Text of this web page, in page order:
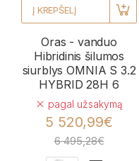
Į KREPŠELĮ
Oras - vanduo
Hibridinis šilumos
siurblys OMNIA S 3.2
HYBRID 28H 6
pagal užsakymą
5 520,99€
6 495,28€